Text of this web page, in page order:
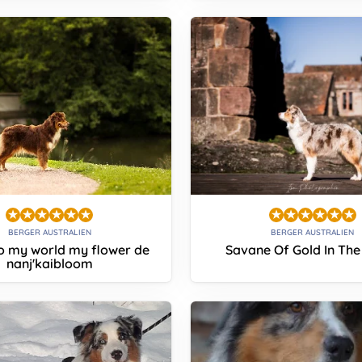
BERGER AUSTRALIEN
my world my flower de
nanj'kaibloom
BERGER AUSTRALIEN
Savane Of Gold In